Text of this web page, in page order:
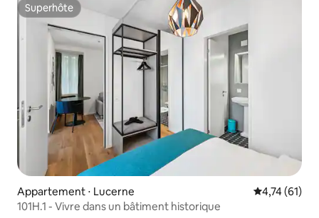
Superhôte
Superhôte
Appartement ⋅ Lucerne Évaluation
4,74 (61)
101H.1 - Vivre dans un bâtiment historique